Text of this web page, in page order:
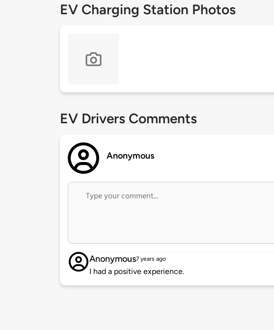
EV Charging Station Photos
EV Drivers Comments
Anonymous
Anonymous7 years ago
I had a positive experience.